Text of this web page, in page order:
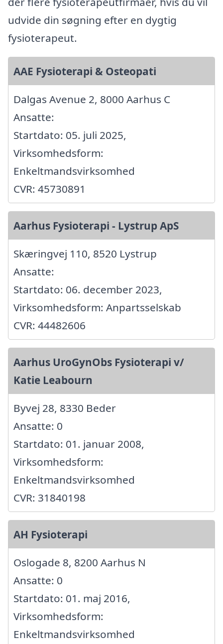
udvide din søgning efter en dygtig
fysioterapeut.
AAE Fysioterapi & Osteopati
Dalgas Avenue 2, 8000 Aarhus C
Ansatte:
Startdato: 05. juli 2025,
Virksomhedsform:
Enkeltmandsvirksomhed
CVR: 45730891
Aarhus Fysioterapi - Lystrup ApS
Skæringvej 110, 8520 Lystrup
Ansatte:
Startdato: 06. december 2023,
Virksomhedsform: Anpartsselskab
CVR: 44482606
Aarhus UroGynObs Fysioterapi v/
Katie Leabourn
Byvej 28, 8330 Beder
Ansatte: 0
Startdato: 01. januar 2008,
Virksomhedsform:
Enkeltmandsvirksomhed
CVR: 31840198
AH Fysioterapi
Oslogade 8, 8200 Aarhus N
Ansatte: 0
Startdato: 01. maj 2016,
Virksomhedsform:
Enkeltmandsvirksomhed